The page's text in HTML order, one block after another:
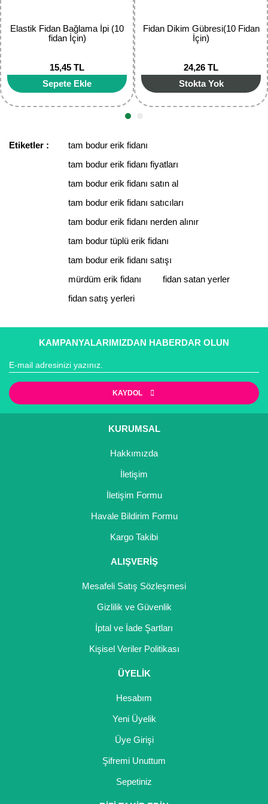
Gönder
Elastik Fidan Bağlama İpi (10
fidan İçin)
15,45 TL
Sepete Ekle
Fidan Dikim Gübresi(10 Fidan
İçin)
24,26 TL
Stokta Yok
Etiketler :
tam bodur erik fidanı
tam bodur erik fidanı fiyatları
tam bodur erik fidanı satın al
tam bodur erik fidanı satıcıları
tam bodur erik fidanı nerden alınır
tam bodur tüplü erik fidanı
tam bodur erik fidanı satışı
mürdüm erik fidanı
fidan satan yerler
fidan satış yerleri
KAMPANYALARIMIZDAN HABERDAR OLUN
KAYDOL
KURUMSAL
Hakkımızda
İletişim
İletişim Formu
Havale Bildirim Formu
Kargo Takibi
ALIŞVERİŞ
Mesafeli Satış Sözleşmesi
Gizlilik ve Güvenlik
İptal ve İade Şartları
Kişisel Veriler Politikası
ÜYELİK
Hesabım
Yeni Üyelik
Üye Girişi
Şifremi Unuttum
Sepetiniz